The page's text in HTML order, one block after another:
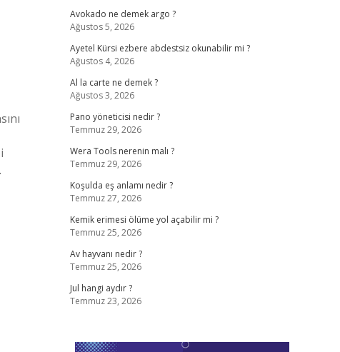
Avokado ne demek argo ?
Ağustos 5, 2026
Ayetel Kürsi ezbere abdestsiz okunabilir mi ?
Ağustos 4, 2026
Al la carte ne demek ?
Ağustos 3, 2026
Pano yöneticisi nedir ?
Temmuz 29, 2026
Wera Tools nerenin malı ?
Temmuz 29, 2026
Koşulda eş anlamı nedir ?
Temmuz 27, 2026
Kemik erimesi ölüme yol açabilir mi ?
Temmuz 25, 2026
Av hayvanı nedir ?
Temmuz 25, 2026
Jul hangi aydır ?
Temmuz 23, 2026